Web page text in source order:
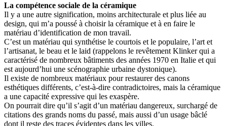
La compétence sociale de la céramique
Il y a une autre signification, moins architecturale et plus liée au
design, qui m’a poussé à choisir la céramique et à en faire le
matériau d’identification de mon travail.
C’est un matériau qui synthétise le courtois et le populaire, l’art et
l’artisanat, le beau et le laid (rappelons le revêtement Klinker qui a
caractérisé de nombreux bâtiments des années 1970 en Italie et qui
est aujourd’hui une scénographie urbaine dystonique).
Il existe de nombreux matériaux pour restaurer des canons
esthétiques différents, c’est-à-dire contradictoires, mais la céramique
a une capacité expressive qui les exaspère.
On pourrait dire qu’il s’agit d’un matériau dangereux, surchargé de
citations des grands noms du passé, mais aussi d’un usage bâclé
dont il reste des traces évidentes dans les villes.